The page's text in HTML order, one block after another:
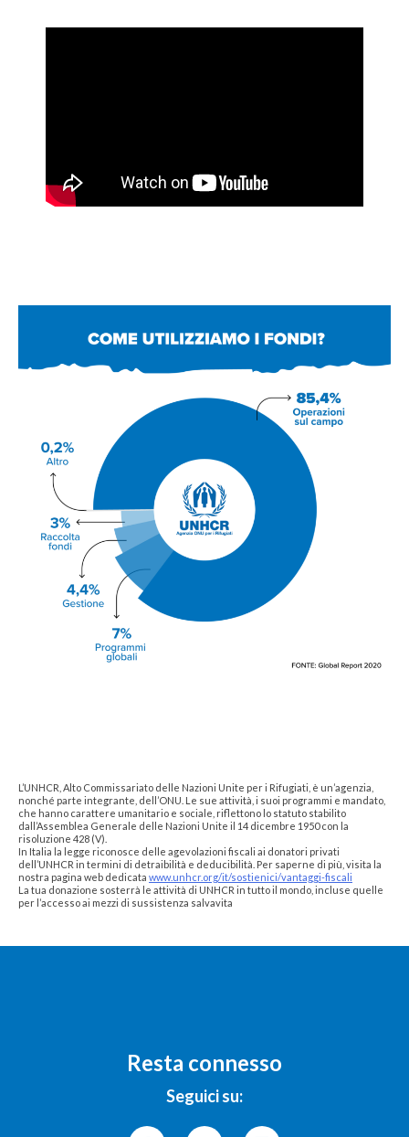
L’UNHCR, Alto Commissariato delle Nazioni Unite per i Rifugiati, è un’agenzia,
nonché parte integrante, dell’ONU. Le sue attività, i suoi programmi e mandato,
che hanno carattere umanitario e sociale, riflettono lo statuto stabilito
dall’Assemblea Generale delle Nazioni Unite il 14 dicembre 1950 con la
risoluzione 428 (V).
In Italia la legge riconosce delle agevolazioni fiscali ai donatori privati
dell’UNHCR in termini di detraibilità e deducibilità. Per saperne di più, visita la
nostra pagina web dedicata www.unhcr.org/it/sostienici/vantaggi-fiscali
La tua donazione sosterrà le attività di UNHCR in tutto il mondo, incluse quelle
per l’accesso ai mezzi di sussistenza salvavita
Resta connesso
Seguici su: